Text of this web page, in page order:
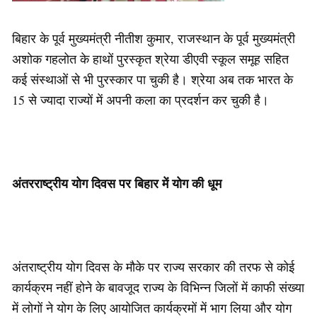
बिहार के पूर्व मुख्यमंत्री नीतीश कुमार, राजस्थान के पूर्व मुख्यमंत्री
अशोक गहलोत के हाथों पुरस्कृत श्रेया डीएवी स्कूल समूह सहित
कई संस्थाओं से भी पुरस्कार पा चुकी है। श्रेया अब तक भारत के
15 से ज्यादा राज्यों में अपनी कला का प्रदर्शन कर चुकी है।
अंतरराष्ट्रीय योग दिवस पर बिहार में योग की धूम
अंतराष्ट्रीय योग दिवस के मौके पर राज्य सरकार की तरफ से कोई
कार्यक्रम नहीं होने के बावजूद राज्य के विभिन्न जिलों में काफी संख्या
में लोगों ने योग के लिए आयोजित कार्यक्रमों में भाग लिया और योग